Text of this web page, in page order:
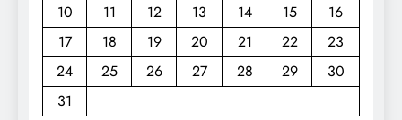
10
11 12 13 14 15
16
17
18 19 20 21 22
23
24
25 26 27 28 29
30
31